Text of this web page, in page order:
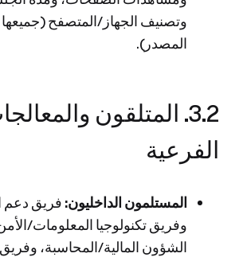
وتصنيف الجهاز/المتصفح
المصدر).
3.2. المتلقون
الفرعية
المستلمون الداخليون: فريق دعم
وفريق تكنولوجيا المعلومات/
الشؤون المالية/المحاسبة، وفريق